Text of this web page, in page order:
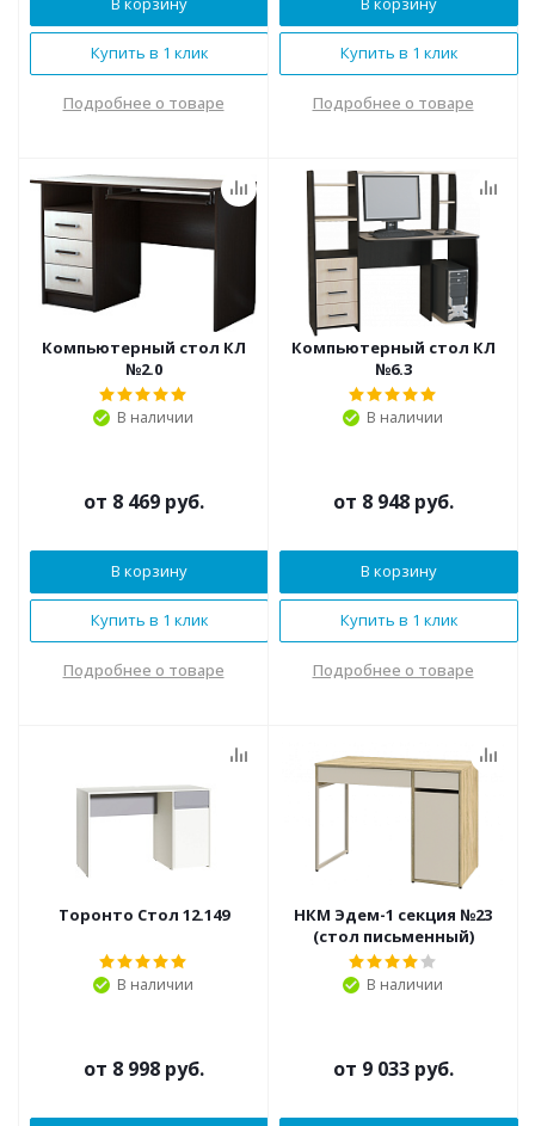
Купить в 1 клик
Подробнее о товаре
Купить в 1 клик
Подробнее о товаре
Компьютерный стол КЛ
№2.0
В наличии
от 8 469 руб.
В корзину
Купить в 1 клик
Подробнее о товаре
Компьютерный стол КЛ
№6.3
В наличии
от 8 948 руб.
В корзину
Купить в 1 клик
Подробнее о товаре
Торонто Стол 12.149
В наличии
от 8 998 руб.
НКМ Эдем-1 секция №23
(стол письменный)
В наличии
от 9 033 руб.